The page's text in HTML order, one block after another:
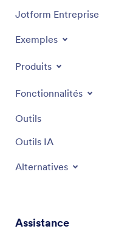
Jotform Entreprise
Exemples
Produits
Fonctionnalités
Outils
Outils IA
Alternatives
Assistance